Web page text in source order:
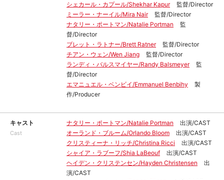
シェカール・カプール/Shekhar Kapur
監督/Director
ミーラー・ナーイル/Mira Nair
監督/Director
ナタリー・ポートマン/Natalie Portman
監
督/Director
ブレット・ラトナー/Brett Ratner
監督/Director
チアン・ウェン/Wen Jiang
監督/Director
ランディ・バルスマイヤー/Randy Balsmeyer
監
督/Director
エマニュエル・ベンビイ/Emmanuel Benbihy
製
作/Producer
キャスト
Cast
ナタリー・ポートマン/Natalie Portman
出演/CAST
オーランド・ブルーム/Orlando Bloom
出演/CAST
クリスティーナ・リッチ/Christina Ricci
出演/CAST
シャイア・ラブーフ/Shia LaBeouf
出演/CAST
ヘイデン・クリステンセン/Hayden Christensen
出
演/CAST